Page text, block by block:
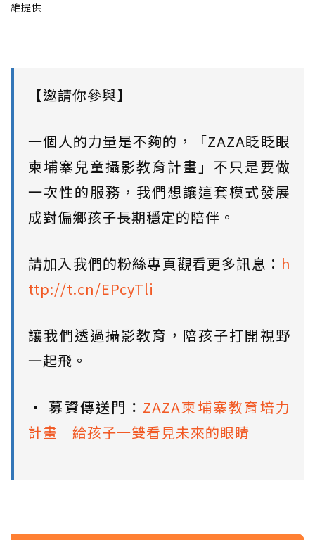
維提供
【邀請你參與】
一個人的力量是不夠的，「ZAZA眨眨眼
柬埔寨兒童攝影教育計畫」不只是要做
一次性的服務，我們想讓這套模式發展
成對偏鄉孩子長期穩定的陪伴。
請加入我們的粉絲專頁觀看更多訊息： h
ttp://t.cn/EPcyTli
讓我們透過攝影教育，陪孩子打開視野
一起飛。
• 募資傳送門： ZAZA柬埔寨教育培力
計畫｜給孩子一雙看見未來的眼睛